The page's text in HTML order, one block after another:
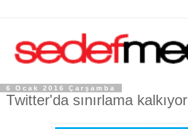
6 Ocak 2016 Çarşamba
Twitter'da sınırlama kalkıyor